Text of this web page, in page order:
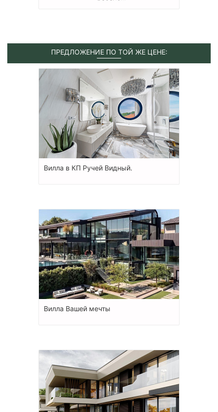
ПРЕДЛОЖЕНИЕ ПО ТОЙ ЖЕ ЦЕНЕ:
Вилла в КП Ручей Видный.
Вилла Вашей мечты